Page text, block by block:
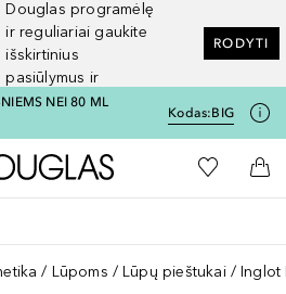
Douglas programėlę
ir reguliariai gaukite
išskirtinius
pasiūlymus ir
nuolaidas
RODYTI
NEI 80 ML
Kodas:BIG
Į Douglas pagrindinį
Į mano
Į
Lūpoms Lūpų pieštukai Inglot